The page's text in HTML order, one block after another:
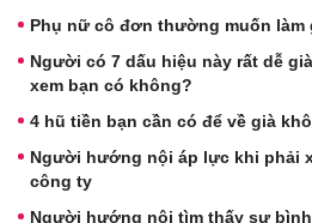
Phụ nữ cô đơn thường muốn làm
Người có 7 dấu hiệu này rất dễ
xem bạn có không?
4 hũ tiền bạn cần có để về già
Người hướng nội áp lực khi phải
công ty
Người hướng nội tìm thấy sự